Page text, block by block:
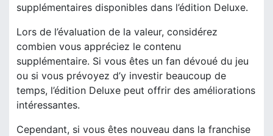
supplémentaires disponibles dans l’édition Deluxe.
Lors de l’évaluation de la valeur, considérez
combien vous appréciez le contenu
supplémentaire. Si vous êtes un fan dévoué du jeu
ou si vous prévoyez d’y investir beaucoup de
temps, l’édition Deluxe peut offrir des améliorations
intéressantes.
Cependant, si vous êtes nouveau dans la franchise